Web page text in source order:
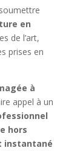
en
de l’art,
prises en
à
appel à un
hors
instantané